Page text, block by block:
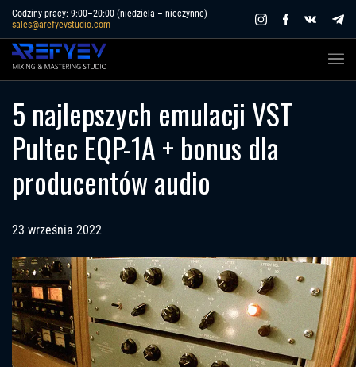
Skip
content
Godziny pracy: 9:00–20:00 (niedziela – nieczynne) |
sales@arefyevstudio.com
5 najlepszych emulacji VST
Pultec EQP-1A + bonus dla
producentów audio
23 września 2022